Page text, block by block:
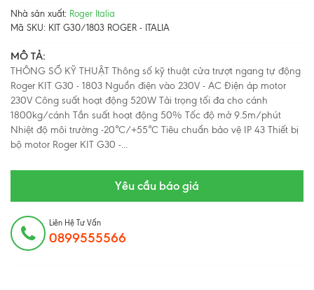
Nhà sản xuất: Roger Italia
Mã SKU: KIT G30/1803 ROGER - ITALIA
MÔ TẢ:
THÔNG SỐ KỸ THUẬT Thông số kỹ thuật cửa trượt ngang tự động
Roger KIT G30 - 1803 Nguồn điện vào 230V - AC Điện áp motor
230V Công suất hoạt động 520W Tải trọng tối đa cho cánh
1800kg/cánh Tần suất hoạt động 50% Tốc độ mở 9.5m/phút
Nhiệt độ môi trường -20°C/+55°C Tiêu chuẩn bảo vệ IP 43 Thiết bị
bộ motor Roger KIT G30 -...
Yêu cầu báo giá
Liên Hệ Tư Vấn
0899555566